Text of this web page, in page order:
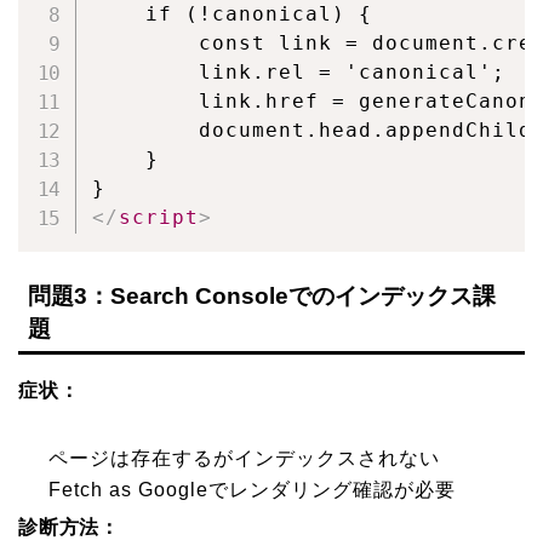
    if (!canonical) {
const link =
        link.rel = 'canonical';
link.href =
    }
</ script>
問題3：Search Consoleでのインデックス課
題
症状：
ページは存在するがインデックスされない
Fetch as Googleでレンダリング確認が必要
診断方法：